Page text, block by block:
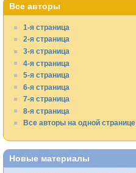
Все авторы
1-я страница
2-я страница
3-я страница
4-я страница
5-я страница
6-я страница
7-я страница
8-я страница
Все авторы на одной странице
Новые материалы